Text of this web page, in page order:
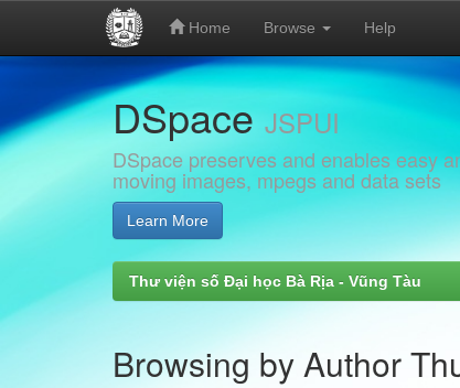
navigation
Home Browse Help
DSpaceJSPUI
DSpace preserves and enables easy
moving images, mpegs and data sets
Learn More
Thư viện số Đại học Bà Rịa - Vũng Tàu
Browsing by Author